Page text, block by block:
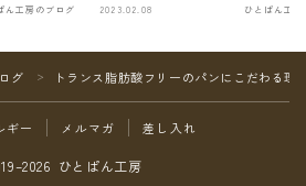
ん工房のブログ 2023.02.08 ひとぱん工
グ ＞ トランス脂肪酸フリーのパンにこだわる理
ギー メルマガ 差し入れ
ひとぱん工房